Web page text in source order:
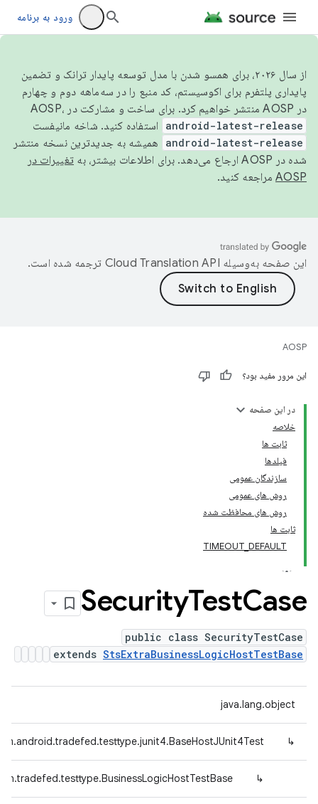
ورود به برنامه
از سال ۲۰۲۶، برای همسو شدن با مدل توسعه پایدار ترانک و تضمین
پایداری پلتفرم برای اکوسیستم، کد منبع را در سه‌ماهه دوم و چهارم
در AOSP منتشر خواهیم کرد. برای ساخت و مشارکت در AOSP،
android-latest-release استفاده کنید. شاخه مانیفست
android-latest-release
همیشه به جدیدترین نسخه منتشر
شده در AOSP ارجاع می‌دهد. برای اطلاعات بیشتر، به
تغییرات در
AOSP مراجعه کنید.
این صفحه به‌وسیله ترجمه شده است.
AOSP
این مرور مفید بود؟
در این صفحه
خلاصه
ثابت ها
فیلدها
سازندگان عمومی
روش های عمومی
روش های محافظت شده
ثابت ها
TIMEOUT_DEFAULT
SecurityTestCase
public class SecurityTestCase
extends StsExtraBusinessLogicHostTestBase
java.lang.object
↳
↳